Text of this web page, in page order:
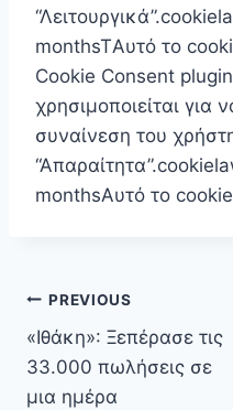
monthsTΑυτό το
Cookie Consent
χρησιμοποιείται για
συναίνεση του
monthsΑυτό το
Πλοήγηση
άρθρων
PREVIOUS
«Ιθάκη»: Ξεπέρασε τις
33.000 πωλήσεις σε
μια ημέρα